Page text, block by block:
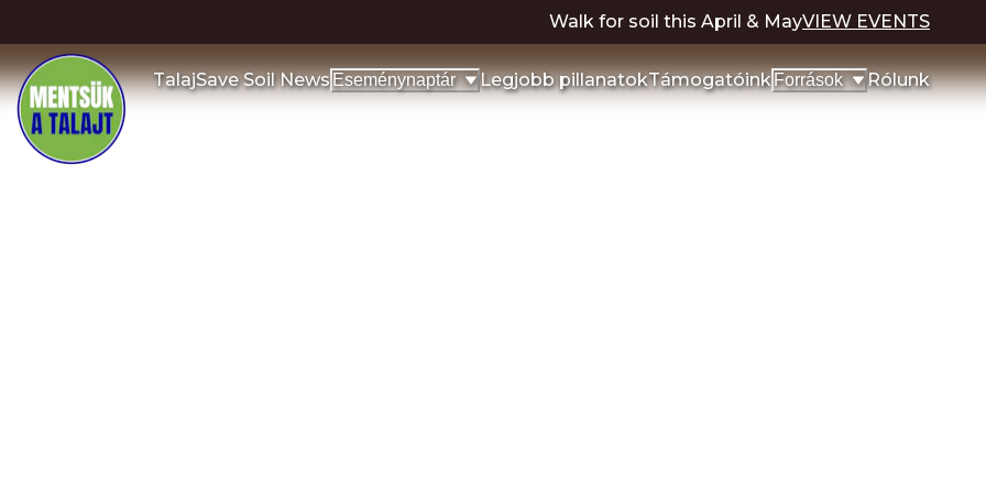
Walk for soil this April & MayVIEW EVENTS
TalajSave Soil NewsEseménynaptár Legjobb pillanatokTámogatóinkForrások Rólunk